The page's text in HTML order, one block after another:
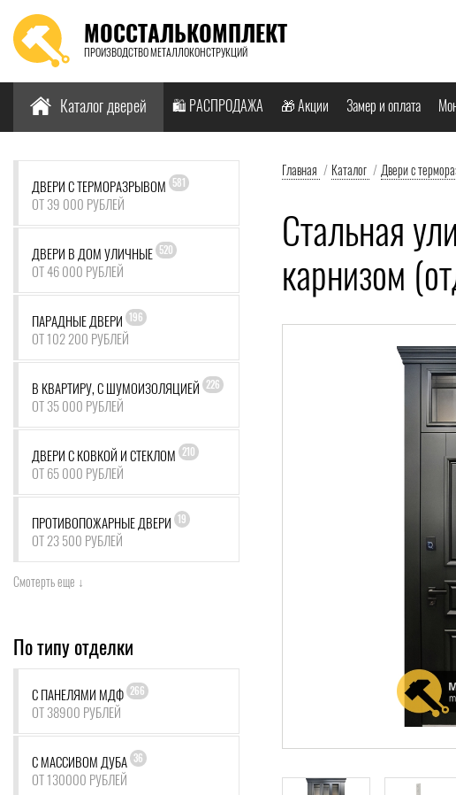
МОССТАЛЬКОМПЛЕКТ
ПРОИЗВОДСТВО МЕТАЛЛОКОНСТРУКЦИЙ
Каталог дверей 🛍️ РАСПРОДАЖА 🎁 Акции Замер и оплата
ДВЕРИ С ТЕРМОРАЗРЫВОМ 581
ОТ 39 000 РУБЛЕЙ
ДВЕРИ В ДОМ УЛИЧНЫЕ 520
ОТ 46 000 РУБЛЕЙ
ПАРАДНЫЕ ДВЕРИ 196
ОТ 102 200 РУБЛЕЙ
В КВАРТИРУ, С ШУМОИЗОЛЯЦИЕЙ 226
ОТ 35 000 РУБЛЕЙ
ДВЕРИ С КОВКОЙ И СТЕКЛОМ 210
ОТ 65 000 РУБЛЕЙ
ПРОТИВОПОЖАРНЫЕ ДВЕРИ 19
ОТ 23 500 РУБЛЕЙ
Смотерть еще ↓
По типу отделки
С ПАНЕЛЯМИ МДФ 266
ОТ 38900 РУБЛЕЙ
С МАССИВОМ ДУБА 36
ОТ 130000 РУБЛЕЙ
Главная / Каталог / Двери с
Стальная
карнизом